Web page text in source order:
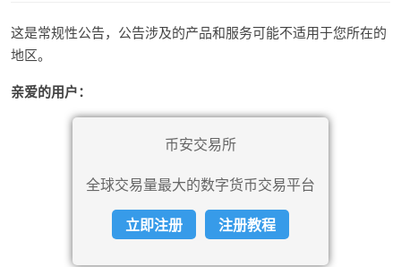
这是常规性公告，公告涉及的产品和服务可能不适用于您所在的
地区。
亲爱的用户：
币安交易所
全球交易量最大的数字货币交易平台
立即注册
注册教程